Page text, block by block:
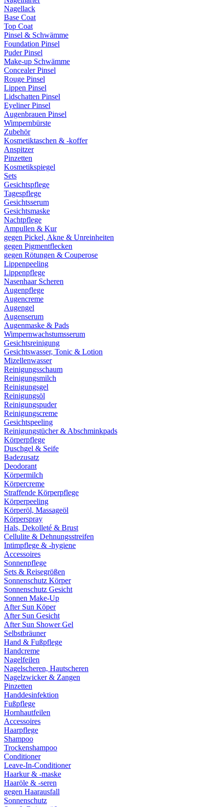
Nagellack
Base Coat
Top Coat
Pinsel & Schwämme
Foundation Pinsel
Puder Pinsel
Make-up Schwämme
Concealer Pinsel
Rouge Pinsel
Lippen Pinsel
Lidschatten Pinsel
Eyeliner Pinsel
Augenbrauen Pinsel
Wimpernbürste
Zubehör
Kosmetiktaschen & -koffer
Anspitzer
Pinzetten
Kosmetikspiegel
Sets
Gesichtspflege
Tagespflege
Gesichtsserum
Gesichtsmaske
Nachtpflege
Ampullen & Kur
gegen Pickel, Akne & Unreinheiten
gegen Pigmentflecken
gegen Rötungen & Couperose
Lippenpeeling
Lippenpflege
Nasenhaar Scheren
Augenpflege
Augencreme
Augengel
Augenserum
Augenmaske & Pads
Wimpernwachstumsserum
Gesichtsreinigung
Gesichtswasser, Tonic & Lotion
Mizellenwasser
Reinigungsschaum
Reinigungsmilch
Reinigungsgel
Reinigungsöl
Reinigungspuder
Reinigungscreme
Gesichtspeeling
Reinigungstücher & Abschminkpads
Körperpflege
Duschgel & Seife
Badezusatz
Deodorant
Körpermilch
Körpercreme
Straffende Körperpflege
Körperpeeling
Körperöl, Massageöl
Körperspray
Hals, Dekolleté & Brust
Cellulite & Dehnungsstreifen
Intimpflege & -hygiene
Accessoires
Sonnenpflege
Sets & Reisegrößen
Sonnenschutz Körper
Sonnenschutz Gesicht
Sonnen Make-Up
After Sun Köper
After Sun Gesicht
After Sun Shower Gel
Selbstbräuner
Hand & Fußpflege
Handcreme
Nagelfeilen
Nagelscheren, Hautscheren
Nagelzwicker & Zangen
Pinzetten
Handdesinfektion
Fußpflege
Hornhautfeilen
Accessoires
Haarpflege
Shampoo
Trockenshampoo
Conditioner
Leave-In-Conditioner
Haarkur & -maske
Haaröle & -seren
gegen Haarausfall
Sonnenschutz